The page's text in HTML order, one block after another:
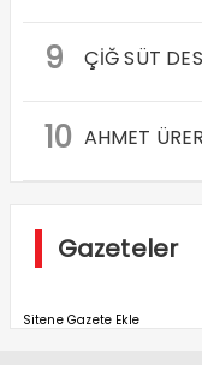
9 ÇİĞ SÜT
10 AHMET
Gazeteler
Sitene Gazete Ekle